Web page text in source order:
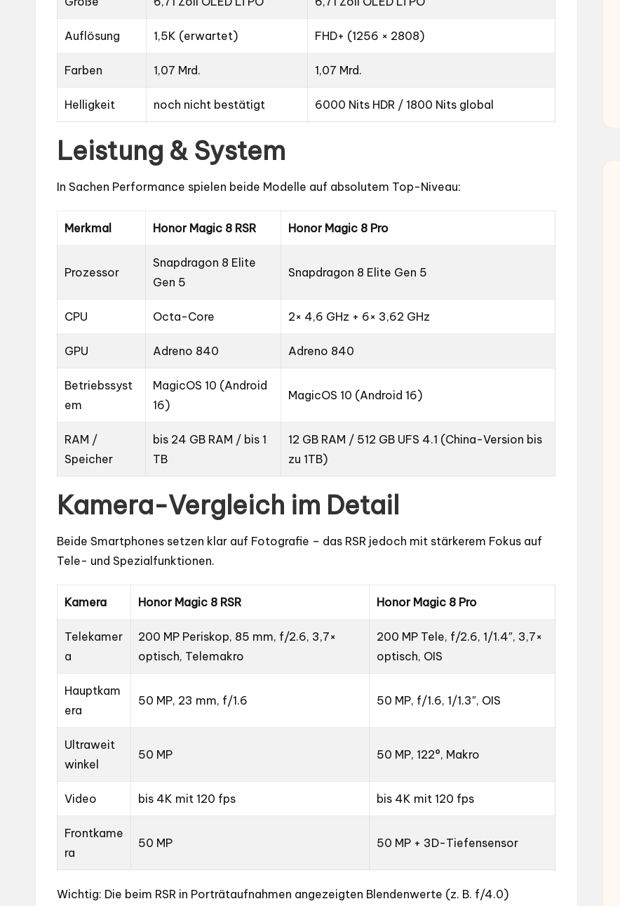
Auflösung 1,5K (erwartet) FHD+ (1256 × 2808)
Farben 1,07 Mrd. 1,07 Mrd.
Helligkeit noch nicht bestätigt 6000 Nits HDR / 1800 Nits global
Leistung & System
In Sachen Performance spielen beide Modelle auf absolutem Top-Niveau:
Merkmal Honor Magic 8 RSR Honor Magic 8 Pro
Prozessor
Snapdragon 8 Elite
Gen 5
Snapdragon 8 Elite Gen 5
CPU Octa-Core 2× 4,6 GHz + 6× 3,62 GHz
GPU Adreno 840 Adreno 840
Betriebssyst
em
MagicOS 10 (Android
16)
MagicOS 10 (Android 16)
RAM /
Speicher
bis 24 GB RAM / bis 1
TB
12 GB RAM / 512 GB UFS 4.1 (China-Version bis
zu 1TB)
Kamera-Vergleich im Detail
Beide Smartphones setzen klar auf Fotografie – das RSR jedoch mit stärkerem Fokus auf
Tele- und Spezialfunktionen.
Kamera Honor Magic 8 RSR Honor Magic 8 Pro
Telekamer
a
200 MP Periskop, 85 mm, f/2.6, 3,7×
optisch, Telemakro
200 MP Tele, f/2.6, 1/1.4″, 3,7×
optisch, OIS
Hauptkam
era
50 MP, 23 mm, f/1.6 50 MP, f/1.6, 1/1.3″, OIS
Ultraweit
winkel
50 MP 50 MP, 122°, Makro
Video bis 4K mit 120 fps bis 4K mit 120 fps
Frontkame
ra
50 MP 50 MP + 3D-Tiefensensor
Wichtig: Die beim RSR in Porträtaufnahmen angezeigten Blendenwerte (z. B. f/4.0)